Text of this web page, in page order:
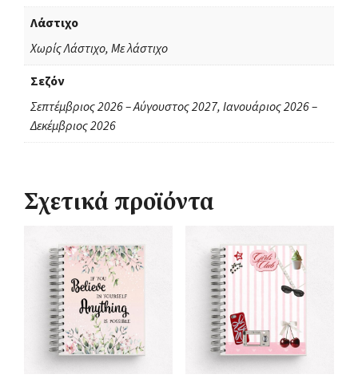
Λάστιχο
Χωρίς Λάστιχο, Με λάστιχο
Σεζόν
Σεπτέμβριος 2026 – Αύγουστος 2027, Ιανουάριος 2026 –
Δεκέμβριος 2026
Σχετικά προϊόντα